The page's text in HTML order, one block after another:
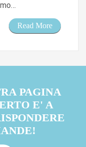
Read More
PAGINA
E' A